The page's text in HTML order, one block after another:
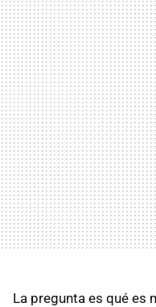
La pregunta es qué es